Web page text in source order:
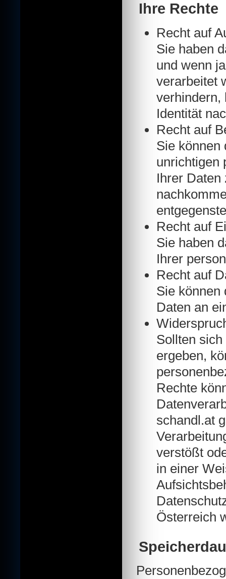
Ihre Rechte
Recht auf
Sie haben
und wenn
verarbeitet
verhindern,
Identität
Recht auf
Sie können
unrichtigen
Ihrer
Recht auf
Sie haben
Ihrer
Recht auf
Sie können
Daten an
Sollten
ergeben,
Rechte
schandl.at
verstößt
in einer
Österreich